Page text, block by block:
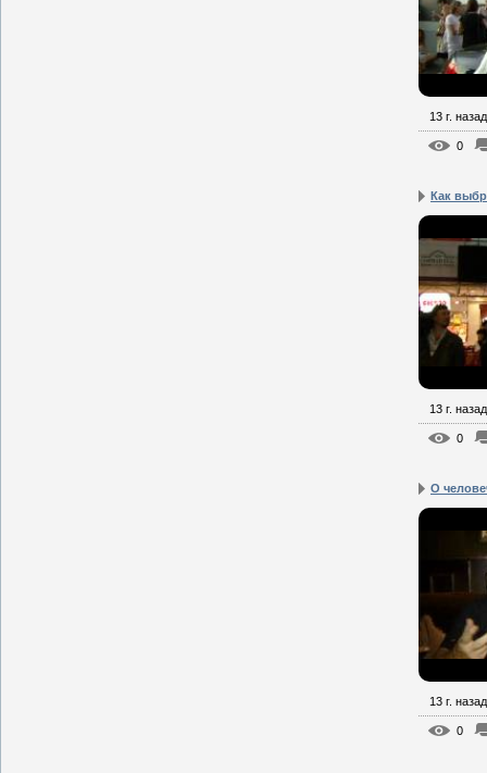
13 г. назад
0
Как
13 г. назад
0
О
13 г. назад
0